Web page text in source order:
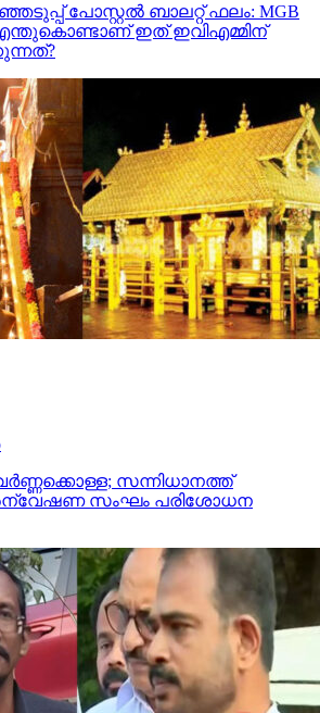
പോസ്റ്റൽ ബാലറ്റ് ഫലം: MGB
എന്തുകൊണ്ടാണ് ഇത് ഇവിഎമ്മിന്
സന്നിധാനത്ത്
സംഘം പരിശോധന